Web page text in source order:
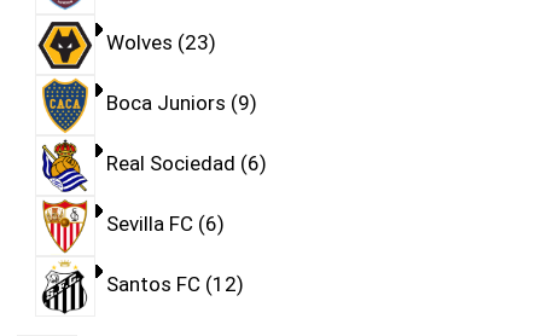
Wolves 23
Boca Juniors 9
Real Sociedad 6
Sevilla FC 6
Santos FC 12